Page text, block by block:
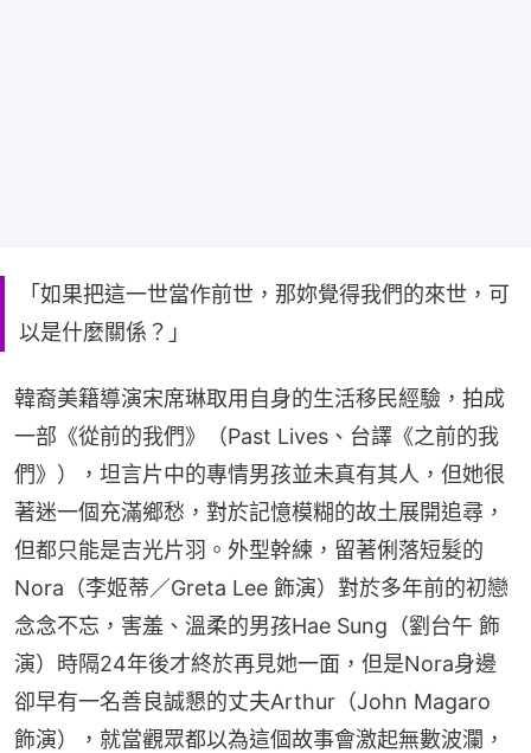
「如果把這一世當作前世，那妳覺得我們的來世，可
以是什麼關係？」
韓裔美籍導演宋席琳取用自身的生活移民經驗，拍成
一部《從前的我們》（Past Lives、台譯《之前的我
們》），坦言片中的專情男孩並未真有其人，但她很
著迷一個充滿鄉愁，對於記憶模糊的故土展開追尋，
但都只能是吉光片羽。外型幹練，留著俐落短髮的
Nora（李姬蒂／Greta Lee 飾演）對於多年前的初戀
念念不忘，害羞、溫柔的男孩Hae Sung（劉台午 飾
演）時隔24年後才終於再見她一面，但是Nora身邊
卻早有一名善良誠懇的丈夫Arthur（John Magaro
飾演），就當觀眾都以為這個故事會激起無數波瀾，